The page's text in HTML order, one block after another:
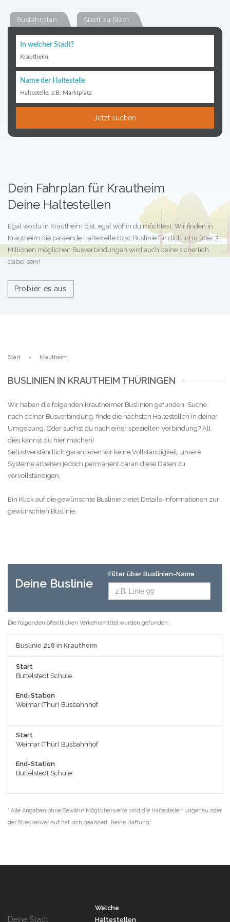
Busfahrplan Stadt zu Stadt
In welcher Stadt?
Krautheim
Name der Haltestelle
Haltestelle, z.B. Marktplatz
Jetzt suchen
Dein Fahrplan für Krautheim
Deine Haltestellen
Egal wo du in Krautheim bist, egal wohin du möchtest. Wir finden in
Krautheim die passende Haltestelle bzw. Buslinie für dich in! In über 3
Millionen möglichen Busverbindungen wird auch deine sicherlich
dabei sein!
Probier es aus
Start Krautheim
BUSLINIEN IN KRAUTHEIM THÜRINGEN
Wir haben die folgenden Krautheimer Buslinien gefunden. Suche
nach deiner Busverbindung, finde die nächsten Haltestellen in deiner
Umgebung. Oder suchst du nach einer speziellen Verbindung? All
dies kannst du hier machen!
Selbstverständlich garantieren wir keine Vollständigkeit, unsere
Systeme arbeiten jedoch permanent daran diese Daten zu
vervollständigen.
Ein Klick auf die gewünschte Buslinie bietet Details-Informationen zur
gewünschten Buslinie.
Deine Buslinie
Filter über Buslinien-Name
Die folgenden öffentlichen Verkehrsmittel wurden gefunden:
Buslinie 218 in Krautheim
Start
Buttelstedt Schule
End-Station
Weimar (Thür) Busbahnhof
Start
Weimar (Thür) Busbahnhof
End-Station
Buttelstedt Schule
* Alle Angaben ohne Gewähr! Möglicherweise sind die Haltestellen ungenau oder
der Streckenverlauf hat sich geändert. Keine Haftung!
Deine Stadt
Welche
Haltestellen